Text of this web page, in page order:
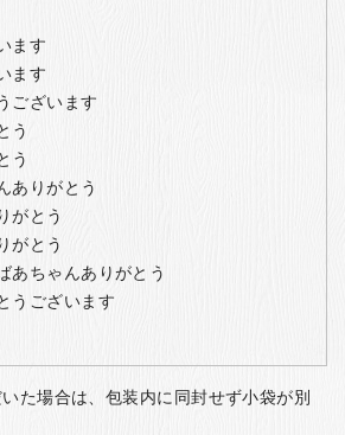
ます
ます
ございます
う
う
ありがとう
がとう
がとう
あちゃんありがとう
うございます
いた場合は、包装内に同封せず小袋が別